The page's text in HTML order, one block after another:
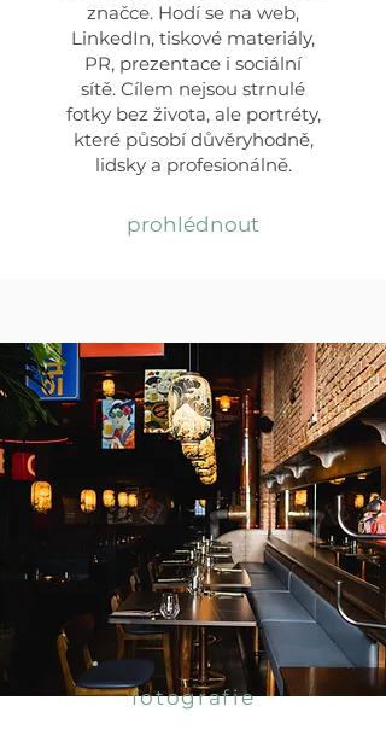
značce. Hodí se na web,
LinkedIn, tiskové materiály,
PR, prezentace i sociální
sítě. Cílem nejsou strnulé
fotky bez života, ale portréty,
které působí důvěryhodně,
lidsky a profesionálně.
prohlédnout
fotografie